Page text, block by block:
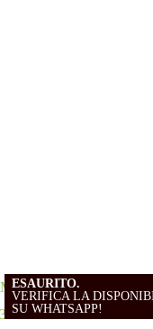
ESAURITO.
VERIFICA LA
SU WHATSAPP!